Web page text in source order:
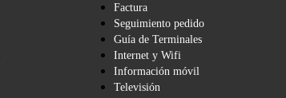
Factura
Seguimiento pedido
Guía de Terminales
Internet y Wifi
Información móvil
Televisión